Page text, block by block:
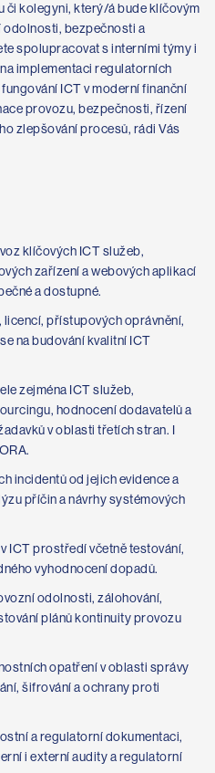
či kolegyni, který/á bude klíčovým
bezpečnosti a
spolupracovat s interními týmy i
implementaci regulatorních
ICT v moderní finanční
provozu, bezpečnosti, řízení
zlepšování procesů, rádi Vás
klíčových ICT služeb,
zařízení a webových aplikací
a dostupné.
licencí, přístupových oprávnění,
na budování kvalitní ICT
zejména ICT služeb,
hodnocení dodavatelů a
v oblasti třetích stran. I
incidentů od jejich evidence a
příčin a návrhy systémových
ICT prostředí včetně testování,
vyhodnocení dopadů.
odolnosti, zálohování,
plánů kontinuity provozu
opatření v oblasti správy
šifrování a ochrany proti
a regulatorní dokumentaci,
i externí audity a regulatorní